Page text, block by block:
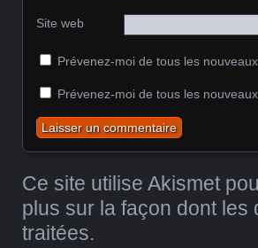
Site web
Prévenez-moi de tous les
Prévenez-moi de tous les
Ce site utilise Akismet
plus sur la façon dont
traitées.